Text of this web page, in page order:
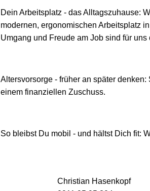
Dein Arbeitsplatz - das Alltagszuhause:
modernen, ergonomischen Arbeitsplatz
Umgang und Freude am Job sind für
Altersvorsorge - früher an später
einem finanziellen Zuschuss.
So bleibst Du mobil - und hältst Dich fit:
Christian Hasenkopf